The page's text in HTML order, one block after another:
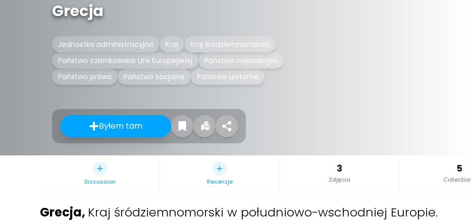
Grecja
Jednostka administracyjna Kraj
Kraj śródziemnomorski
Państwo członkowskie Unii Europejskiej
Państwo niepodległe
Państwo prawa
Państwo socjalne Państwo unitarne
Byłem tam
Discussion Recenzje
3
Zdjęcia
5
Grecja, Kraj śródziemnomorski w południowo-wschodniej Europie.